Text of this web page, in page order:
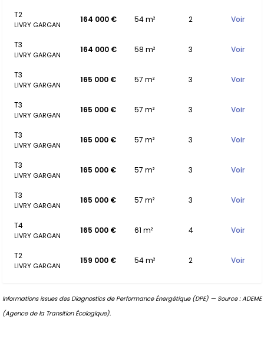
T2
LIVRY GARGAN
164 000 € 54 m² 2 Voir
T3
LIVRY GARGAN
164 000 € 58 m² 3 Voir
T3
LIVRY GARGAN
165 000 € 57 m² 3 Voir
T3
LIVRY GARGAN
165 000 € 57 m² 3 Voir
T3
LIVRY GARGAN
165 000 € 57 m² 3 Voir
T3
LIVRY GARGAN
165 000 € 57 m² 3 Voir
T3
LIVRY GARGAN
165 000 € 57 m² 3 Voir
T4
LIVRY GARGAN
165 000 € 61 m² 4 Voir
T2
LIVRY GARGAN
159 000 € 54 m² 2 Voir
Informations issues des Diagnostics de Performance Énergétique (DPE) — Source : ADEME
(Agence de la Transition Écologique).